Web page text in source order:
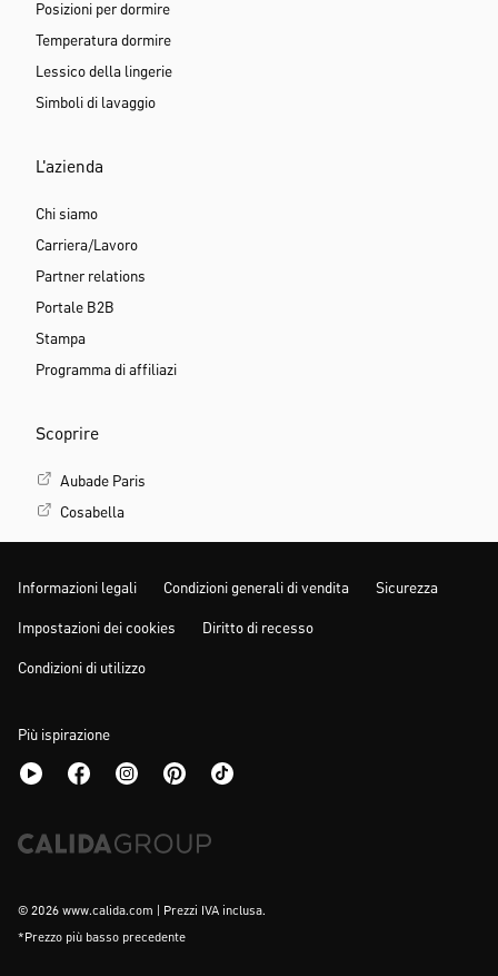
Posizioni per dormire
Temperatura dormire
Lessico della lingerie
Simboli di lavaggio
L'azienda
Chi siamo
Carriera/Lavoro
Partner relations
Portale B2B
Stampa
Programma di affiliazi
Scoprire
Aubade Paris
Cosabella
Informazioni legali Condizioni generali di vendita Sicurezza
Impostazioni dei cookies Diritto di recesso
Condizioni di utilizzo
Più ispirazione
© 2026 www.calida.com | Prezzi IVA inclusa.
*Prezzo più basso precedente